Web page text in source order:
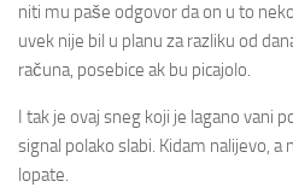
niti mu paše odgovor da on u to
uvek nije bil u planu za razliku od
računa, posebice ak bu picajolo.
I tak je ovaj sneg koji je lagano vani
signal polako slabi. Kidam nalijevo,
lopate.